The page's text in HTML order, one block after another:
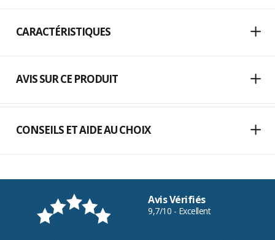
CARACTÉRISTIQUES
AVIS SUR CE PRODUIT
CONSEILS ET AIDE AU CHOIX
Avis Vérifiés
9,7/10 - Excellent